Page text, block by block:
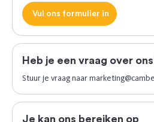
Vul ons formulier in
Heb je een vraag over
Stuur je vraag naar
Je kan ons bereiken op